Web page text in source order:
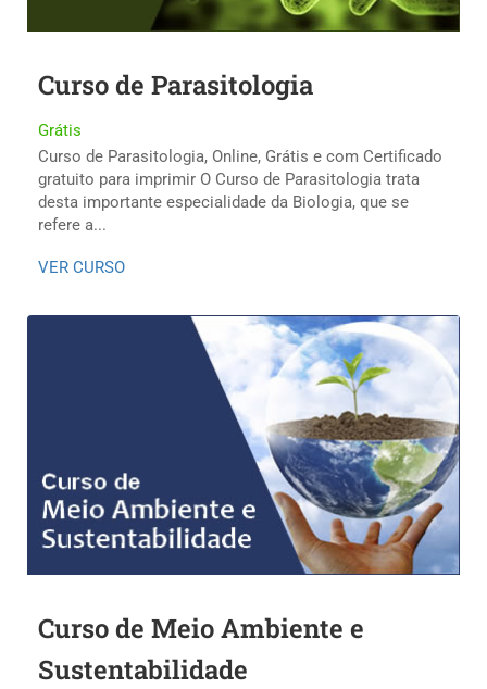
Curso de Parasitologia
Grátis
Curso de Parasitologia, Online, Grátis e com Certificado
gratuito para imprimir O Curso de Parasitologia trata
desta importante especialidade da Biologia, que se
refere a...
VER CURSO
Curso de Meio Ambiente e
Sustentabilidade